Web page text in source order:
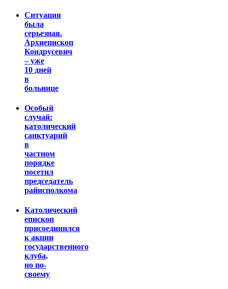
Ситуация
была
серьезная.
Архиепископ
Кондрусевич
– уже
10 дней
в
больнице
Особый
случай:
католический
санктуарий
в
частном
порядке
посетил
председатель
райисполкома
Католический
епископ
присоединился
к акции
государственного
клуба,
но по-
своему